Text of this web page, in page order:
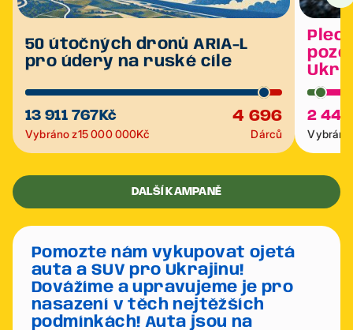
50 útočných dronů ARIA-L
pro údery na ruské cíle
13 911 767 Kč 4 696
Vybráno z15 000 000Kč Dárců
2
DALŠÍ KAMPANĚ
Pomozte nám vykupovat ojetá
auta a SUV pro Ukrajinu!
Dovážíme a upravujeme je pro
nasazení v těch nejtěžších
podmínkách! Auta jsou na